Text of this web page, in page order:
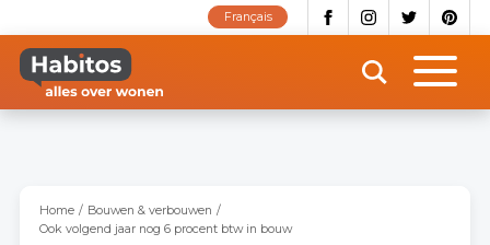
naar
inhoud
gaan
Français
Home
Bouwen & verbouwen
Ook volgend jaar nog 6 procent btw in bouw